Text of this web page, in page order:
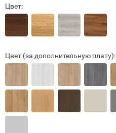
Цвет:
Цвет (за дополнительную плату):